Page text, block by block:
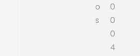
o
s
0
0
0
4